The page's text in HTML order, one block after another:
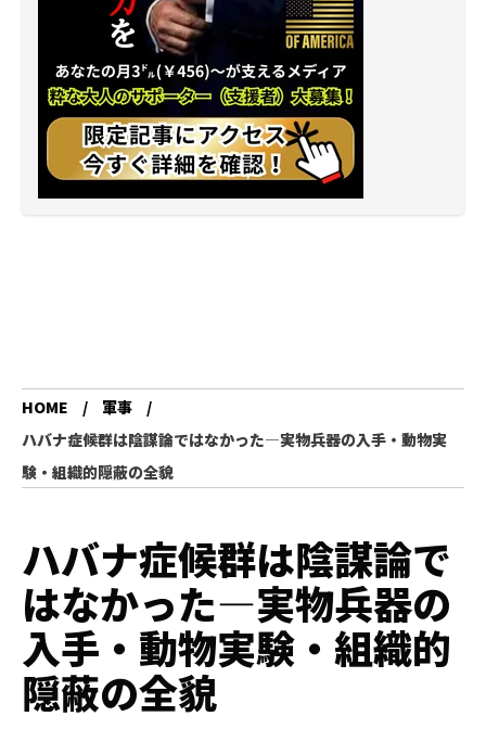
HOME
軍事
ハバナ症候群は陰謀論ではなかった―実物兵器の入手・動物実
験・組織的隠蔽の全貌
ハバナ症候群は陰謀論で
はなかった―実物兵器の
入手・動物実験・組織的
隠蔽の全貌